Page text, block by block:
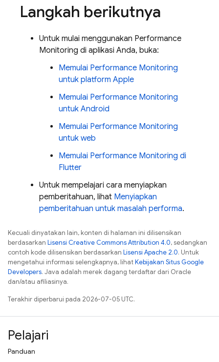
Langkah berikutnya
Untuk mulai menggunakan Performance
Monitoring di aplikasi Anda, buka:
Memulai Performance Monitoring
untuk platform Apple
Memulai Performance Monitoring
untuk Android
Memulai Performance Monitoring
untuk web
Memulai Performance Monitoring di
Flutter
Untuk mempelajari cara menyiapkan
pemberitahuan, lihat Menyiapkan
pemberitahuan untuk masalah performa.
Kecuali dinyatakan lain, konten di halaman ini dilisensikan
berdasarkan Lisensi Creative Commons Attribution 4.0, sedangkan
contoh kode dilisensikan berdasarkan Lisensi Apache 2.0. Untuk
mengetahui informasi selengkapnya, lihatKebijakan Situs Google
Developers. Java adalah merek dagang terdaftar dari Oracle
dan/atau afiliasinya.
Terakhir diperbarui pada 2026-07-05 UTC.
Pelajari
Panduan